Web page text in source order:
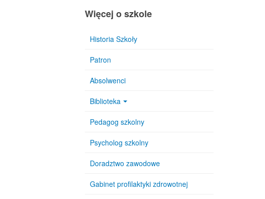
Więcej o szkole
Historia Szkoły
Patron
Absolwenci
Biblioteka
Pedagog szkolny
Psycholog szkolny
Doradztwo zawodowe
Gabinet profilaktyki zdrowotnej